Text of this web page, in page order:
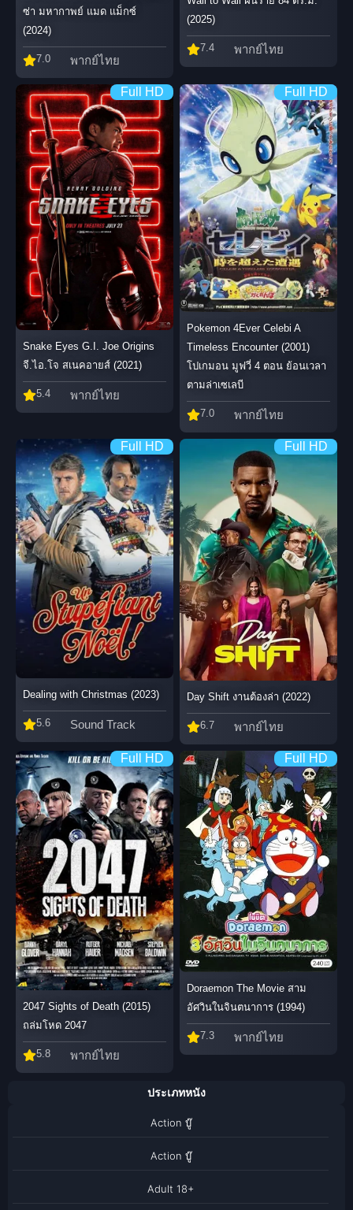
ซ่า มหากาพย์ แมด แม็กซ์
(2024)
7.0 พากย์ไทย
(2025)
7.4 พากย์ไทย
Full HD
Snake Eyes G.I. Joe Origins
จี.ไอ.โจ สเนคอายส์ (2021)
5.4 พากย์ไทย
Full HD
Pokemon 4Ever Celebi A
Timeless Encounter (2001)
โปเกมอน มูฟวี่ 4 ตอน ย้อนเวลา
ตามล่าเซเลบี
7.0 พากย์ไทย
Full HD
Dealing with Christmas (2023)
5.6 Sound Track
Full HD
Day Shift งานต้องล่า (2022)
6.7 พากย์ไทย
Full HD
2047 Sights of Death (2015)
ถล่มโหด 2047
5.8 พากย์ไทย
Full HD
Doraemon The Movie สาม
อัศวินในจินตนาการ (1994)
7.3 พากย์ไทย
ประเภทหนัง
Action บู๊
Action บู๊
Adult 18+